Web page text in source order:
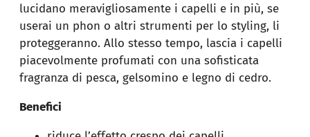
lucidano meravigliosamente i capelli e in più, se
userai un phon o altri strumenti per lo styling, li
proteggeranno. Allo stesso tempo, lascia i capelli
piacevolmente profumati con una sofisticata
fragranza di pesca, gelsomino e legno di cedro.
Benefici